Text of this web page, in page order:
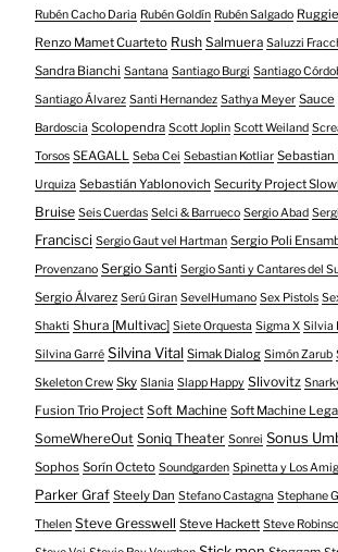
Rubén Cacho Daria Rubén Goldín Rubén Salgado
Renzo Mamet Cuarteto Rush Salmuera Saluzzi
Sandra Bianchi Santana Santiago Burgi Santiago
Santiago Álvarez Santi Hernandez Sathya Meyer Sauce
Bardoscia Scolopendra Scott Joplin Scott Weiland
Torsos SEAGALL Seba Cei Sebastian Kotliar Sebastian
Urquiza Sebastián Yablonovich Security Project
Bruise Seis Cuerdas Selci & Barrueco Sergio Abad
Francisci Sergio Gaut vel Hartman Sergio Poli
Provenzano Sergio Santi Sergio Santi y Cantares del
Sergio Álvarez Serú Giran SevelHumano Sex Pistols
Shakti Shura [Multivac] Siete Orquesta Sigma X Silvia
Silvina Garré Silvina Vital Simak Dialog Simón Zarub
Skeleton Crew Sky Slania Slapp Happy Slivovitz
Fusion Trio Project Soft Machine Soft Machine
SomeWhereOut Soniq Theater Sonrei Sonus
Sophos Sorín Octeto Soundgarden Spinetta y Los
Parker Graf Steely Dan Stefano Castagna Stephane
Thelen Steve Gresswell Steve Hackett Steve